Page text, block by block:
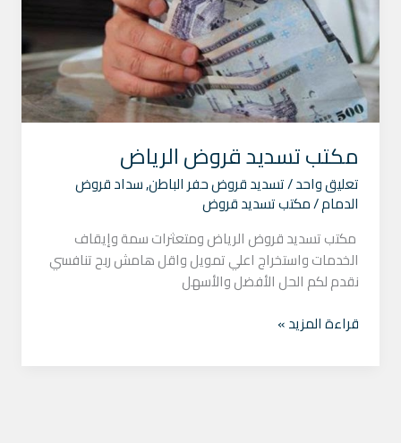
مكتب تسديد قروض الرياض
تعليق واحد/تسديد قروض حفر الباطن,سداد قروض
الدمام/مكتب تسديد قروض
مكتب تسديد قروض الرياض ومتعثرات سمة وإيقاف
الخدمات واستخراج اعلي تمويل واقل هامش ربح تنافسي
نقدم لكم الحل الأفضل والأسهل
قراءة المزيد »